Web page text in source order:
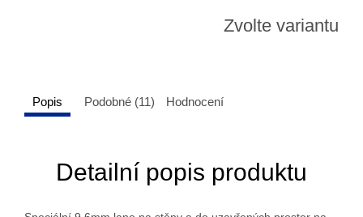
Zvolte variantu
Popis Podobné (11) Hodnocení
Detailní popis produktu